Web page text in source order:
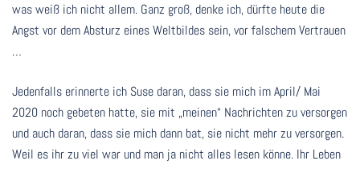
was weiß ich nicht allem. Ganz groß, denke ich, dürfte heute die
Angst vor dem Absturz eines Weltbildes sein, vor falschem Vertrauen
…
Jedenfalls erinnerte ich Suse daran, dass sie mich im April/ Mai
2020 noch gebeten hatte, sie mit „meinen“ Nachrichten zu versorgen
und auch daran, dass sie mich dann bat, sie nicht mehr zu versorgen.
Weil es ihr zu viel war und man ja nicht alles lesen könne. Ihr Leben